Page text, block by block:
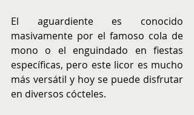
El aguardiente es conocido
masivamente por el famoso cola de
mono o el enguindado en fiestas
específicas, pero este licor es mucho
más versátil y hoy se puede disfrutar
en diversos cócteles.